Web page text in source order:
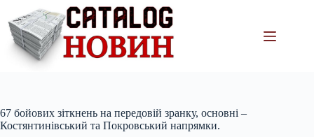
вмісту
67 бойових зіткнень на передовій зранку, основні –
Костянтинівський та Покровський напрямки.